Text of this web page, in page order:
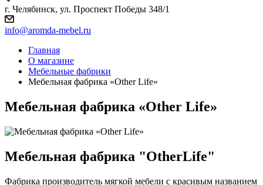
г. Челябинск, ул. Проспект Победы 348/1
info@aromda-mebel.ru
Главная
О магазине
Мебельные фабрики
Мебельная фабрика «Other Life»
Мебельная фабрика «Other Life»
Мебельная фабрика "OtherLife"
Фабрика производитель мягкой мебели с красивым названием